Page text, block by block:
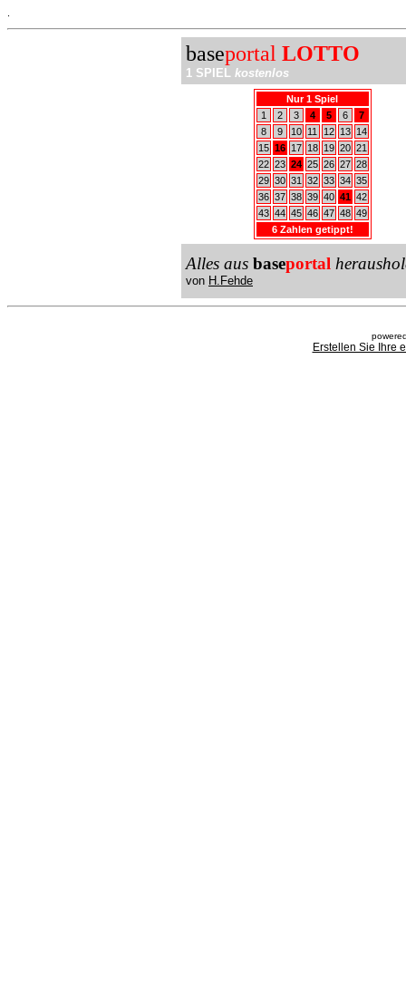
baseportal LOTTO
1 SPIEL kostenlos
Nur 1 Spiel
1
2 3 4 5 6
7
8
9 10 11 12 13
14
15 16 17 18 19 20 21
22 23 24 25 26 27 28
29 30 31 32 33 34 35
36 37 38 39 40 41 42
43 44 45 46 47 48 49
6 Zahlen getippt!
Alles aus baseportal
von H.Fehde
Erstellen Sie Ihre